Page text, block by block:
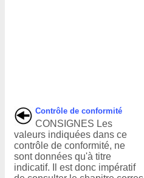
Contrôle de conformité
CONSIGNES Les
valeurs indiquées dans ce
contrôle de conformité, ne
sont données qu'à titre
indicatif. Il est donc impératif